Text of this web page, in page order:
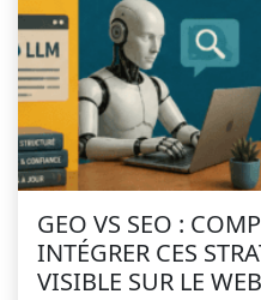
GEO VS SEO :
INTÉGRER CES
VISIBLE SUR LE WEB